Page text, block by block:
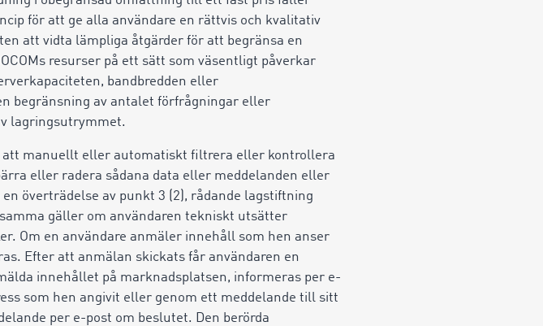
för att ge alla användare en rättvis och kvalitativ
att vidta lämpliga åtgärder för att begränsa en
resurser på ett sätt som väsentligt påverkar
bandbredden eller
begränsning av antalet förfrågningar eller
lagringsutrymmet.
att manuellt eller automatiskt filtrera eller kontrollera
eller radera sådana data eller meddelanden eller
överträdelse av punkt 3 (2), rådande lagstiftning
gäller om användaren tekniskt utsätter
Om en användare anmäler innehåll som hen anser
Efter att anmälan skickats får användaren en
innehållet på marknadsplatsen, informeras per e-
som hen angivit eller genom ett meddelande till sitt
per e-post om beslutet. Den berörda